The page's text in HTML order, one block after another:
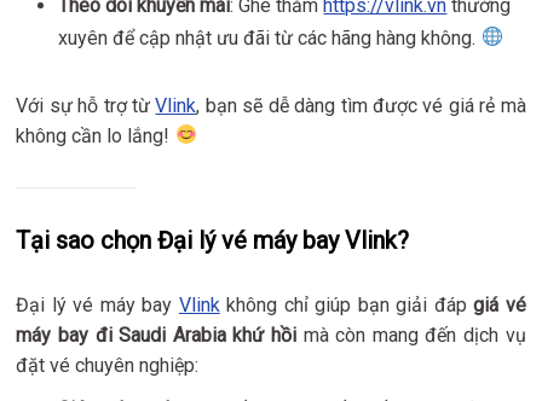
Theo dõi khuyến mãi: Ghé thămhttps://vlink.vn thường
xuyên để cập nhật ưu đãi từ các hãng hàng không.
Với sự hỗ trợ từVlink, bạn sẽ dễ dàng tìm được vé giá rẻ mà
không cần lo lắng!
Tại sao chọn Đại lý vé máy bay Vlink?
Đại lý vé máy bay Vlink không chỉ giúp bạn giải đápgiá vé
máy bay đi Saudi Arabia khứ hồi mà còn mang đến dịch vụ
đặt vé chuyên nghiệp: